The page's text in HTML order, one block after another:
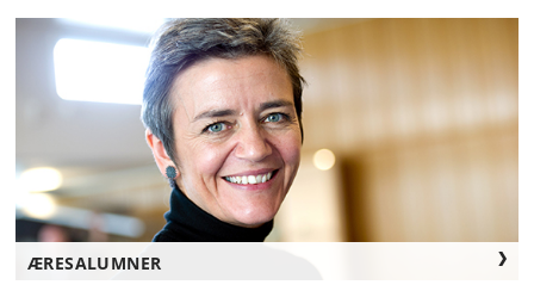
ÆRESALUMNER